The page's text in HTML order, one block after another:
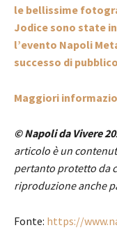
le bellissime
Jodice sono state
l’evento Napoli
successo di
Maggiori
© Napoli da Vivere
articolo è un
pertanto protetto da
riproduzione anche
Fonte: https://